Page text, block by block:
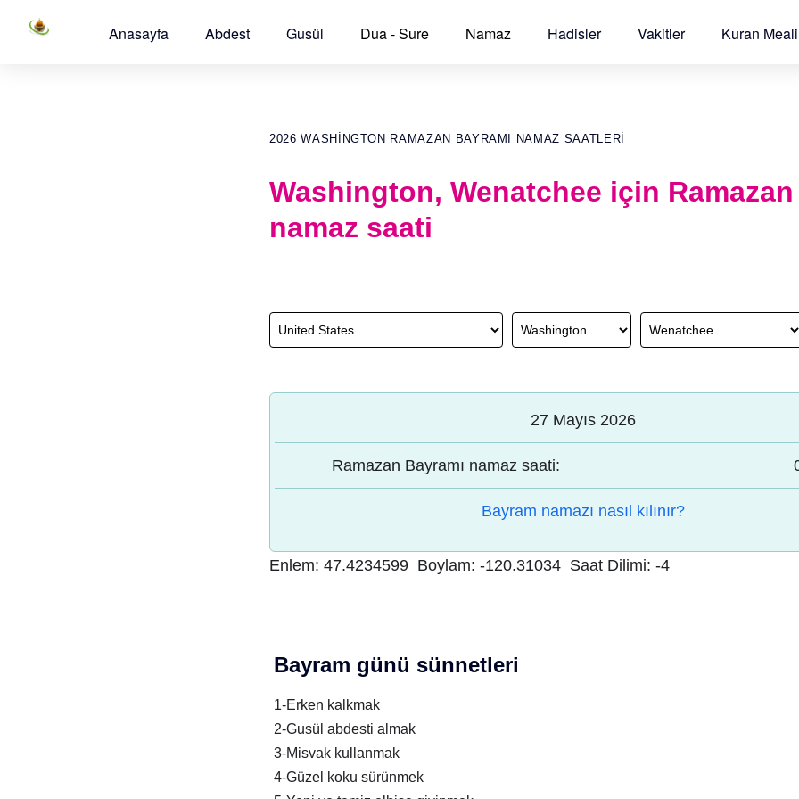
Anasayfa Abdest Gusül Dua - Sure Namaz Hadisler Vakitler Kuran Meali
2026 WASHINGTON RAMAZAN BAYRAMI NAMAZ SAATLERI
Washington, Wenatchee için Ramazan
namaz saati
27 Mayıs 2026
Ramazan Bayramı namaz saati:
Bayram namazı nasıl kılınır?
Enlem: 47.4234599 Boylam: -120.31034 Saat Dilimi: -4
Bayram günü sünnetleri
1-Erken kalkmak
2-Gusül abdesti almak
3-Misvak kullanmak
4-Güzel koku sürünmek